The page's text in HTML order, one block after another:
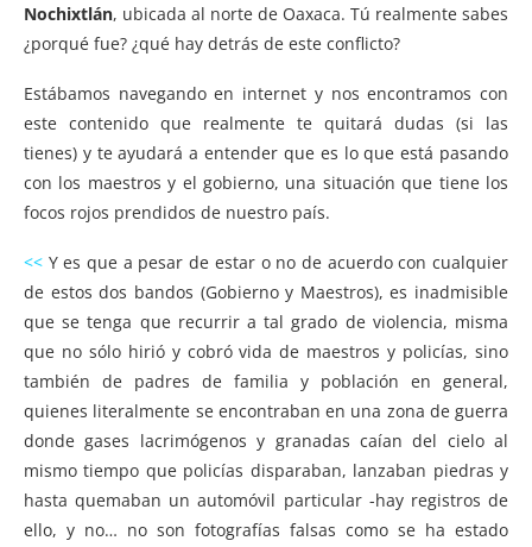
Nochixtlán, ubicada al norte de Oaxaca. Tú realmente sabes
¿porqué fue? ¿qué hay detrás de este conflicto?
Estábamos navegando en internet y nos encontramos con
este contenido que realmente te quitará dudas (si las
tienes) y te ayudará a entender que es lo que está pasando
con los maestros y el gobierno, una situación que tiene los
focos rojos prendidos de nuestro país.
<< Y es que a pesar de estar o no de acuerdo con cualquier
de estos dos bandos (Gobierno y Maestros), es inadmisible
que se tenga que recurrir a tal grado de violencia, misma
que no sólo hirió y cobró vida de maestros y policías, sino
también de padres de familia y población en general,
quienes literalmente se encontraban en una zona de guerra
donde gases lacrimógenos y granadas caían del cielo al
mismo tiempo que policías disparaban, lanzaban piedras y
hasta quemaban un automóvil particular -hay registros de
ello, y no… no son fotografías falsas como se ha estado